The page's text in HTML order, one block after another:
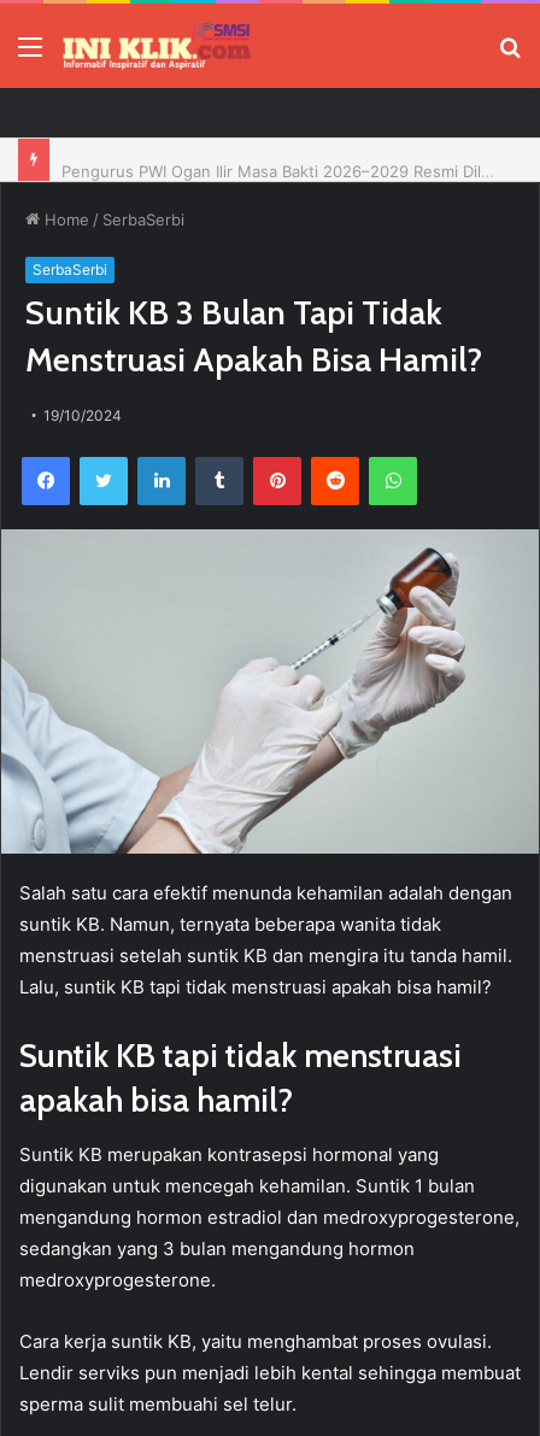
Menu
Home / SerbaSerbi
SerbaSerbi
Suntik KB 3 Bulan Tapi Tidak
Menstruasi Apakah Bisa Hamil?
19/10/2024
Salah satu cara efektif menunda kehamilan adalah dengan
suntik KB. Namun, ternyata beberapa wanita tidak
menstruasi setelah suntik KB dan mengira itu tanda hamil.
Lalu, suntik KB tapi tidak menstruasi apakah bisa hamil?
Suntik KB tapi tidak menstruasi
apakah bisa hamil?
Suntik KB merupakan kontrasepsi hormonal yang
digunakan untuk mencegah kehamilan. Suntik 1 bulan
mengandung hormon estradiol dan medroxyprogesterone,
sedangkan yang 3 bulan mengandung hormon
medroxyprogesterone.
Cara kerja suntik KB, yaitu menghambat proses ovulasi.
Lendir serviks pun menjadi lebih kental sehingga membuat
sperma sulit membuahi sel telur.